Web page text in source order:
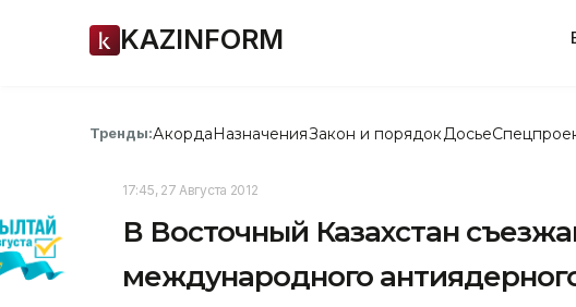
KAZINFORM
Тренды:АкордаНазначенияЗакон и порядок Досье
17:45, 27 Августа 2012
В Восточный Казахстан
международного